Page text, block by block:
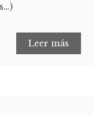
Leer más